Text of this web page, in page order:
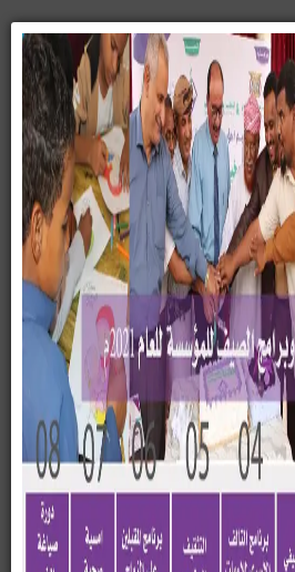
الدراسي لبرنامج تنمية قدرات
وسيئون
الطفل والمرأة، مطلع الأسبوع
الجاري، العام الدراسي الجديد 2025 _ 2025م لبرنامج تنمية
مناطق مديرية تريم ومديرية
بمحافظة حضرموت، وسط
والتعليمية المتنوعة.